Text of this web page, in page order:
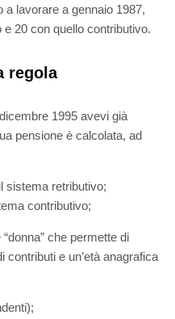
a lavorare a gennaio 1987,
20 con quello contributivo.
regola
1995 avevi già
pensione è calcolata, ad
sistema retributivo;
contributivo;
che permette di
contributi e un’età anagrafica